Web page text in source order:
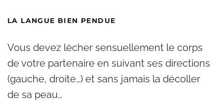
LA LANGUE BIEN PENDUE
Vous devez lécher sensuellement le corps
de votre partenaire en suivant ses directions
(gauche, droite…) et sans jamais la décoller
de sa peau…